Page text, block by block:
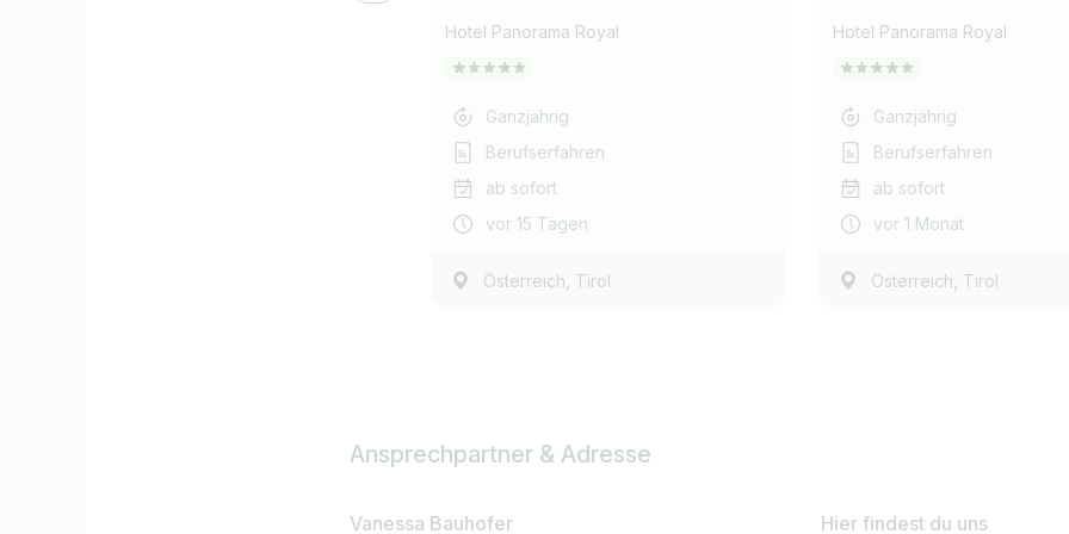
Hotel Panorama Royal
Ganzjährig
Berufserfahren
ab sofort
vor 15 Tagen
Österreich Tirol
Hotel Panorama Royal
Ganzjährig
Berufserfahren
ab sofort
vor 1 Monat
Österreich Tirol
Ansprechpartner & Adresse
Vanessa Bauhofer Hier findest du uns